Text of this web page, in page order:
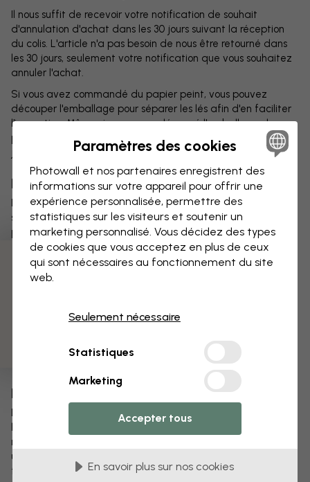
Il nous suffit de recevoir votre notification de souhait
d'annulation d'achat dans les 30 jours suivant la réception
du colis. L'article n'a pas besoin de nous être retourné dans
les 30 jours, seulement votre notification que vous souhaitez
annuler l'achat.
Si vous avez commandé du papier peint, vous pouvez
découper l'emballage pour séparer les lés afin d'en faciliter
l'inspection. Même si vous avez découpé l'emballage du
papier peint, le produit bénéficie de l'achat ouvert de 30
jours et vous pouvez toujours nous le retourner.
Retourner à
Lorsque vous nous contactez pour nous notifier que vous
souhaitez renvoyer un produit, nous en organisons le retour et
prenons à notre charge les frais d'expédition. Certains frais
de retour peuvent s'appliquer. Nous vous en informerons le
cas échéant lorsque vous nous contacterez.
Vous pouvez également choisir d'organiser vous-même
responsabilité pour la livraison et ne remboursons rien avant
d'avoir le produit avec nous. Si vous organisez vous-même le
retour, nous ne remboursons aucun frais d'expédition.
Tous les retours sont recyclés.
Remboursement
Dès que nous aurons reçu le retour, nous vous rembourserons
le montant total dans les 14 jours. La somme sera
remboursée avec le même mode de paiement que celui
utilisé lors de l'achat et vous n'aurez aucun frais de
transaction à régler.
Paramètres des cookies
Photowall et nos partenaires enregistrent des
informations sur votre appareil pour offrir une
expérience personnalisée, permettre des
statistiques sur les visiteurs et soutenir un
marketing personnalisé. Vous décidez des types
de cookies que vous acceptez en plus de ceux
qui sont nécessaires au fonctionnement du site
web.
Seulement nécessaire
Statistiques
Marketing
Accepter tous
En savoir plus sur nos cookies